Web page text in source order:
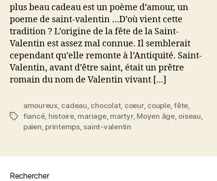
amoureux
plus beau cadeau est un poème d’amour, un
poeme de saint-valentin …D’où vient cette
tradition ? L’origine de la fête de la Saint-
Valentin est assez mal connue. Il semblerait
cependant qu’elle remonte à l’Antiquité. Saint-
Valentin, avant d’être saint, était un prêtre
romain du nom de Valentin vivant […]
Étiquettes
amoureux, cadeau chocolat, coeur, couple,fête
fiancé, histoire, mariage, martyr, Moyen âge, oiseau
païen printemps, saint-valentin
Rechercher